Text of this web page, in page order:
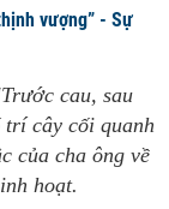
vượng” - Sự
cau, sau
cây cối quanh
của cha ông về
hoạt.